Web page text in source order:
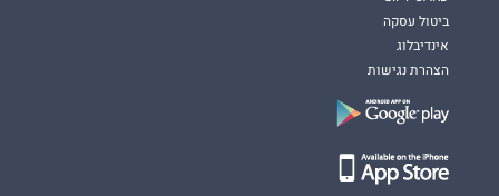
ביטול עסקה
אינדיבלוג
הצהרת נגישות